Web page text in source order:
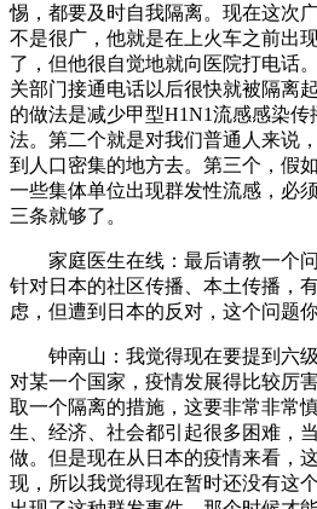
惕，都要及时自我隔离。现在这次
不是很广，他就是在上火车之前出
了，但他很自觉地就向医院打电话
关部门接通电话以后很快就被隔离
的做法是减少甲型H1N1流感感染
法。第二个就是对我们普通人来说
到人口密集的地方去。第三个，假
一些集体单位出现群发性流感，必
三条就够了。
家庭医生在线： 最后请教一个
针对日本的社区传播、本土传播，
虑，但遭到日本的反对，这个问题
钟南山：我觉得现在要提到六级
对某一个国家，疫情发展得比较厉
取一个隔离的措施，这要非常非常
生、经济、社会都引起很多困难，
做。但是现在从日本的疫情来看，
现，所以我觉得现在暂时还没有这